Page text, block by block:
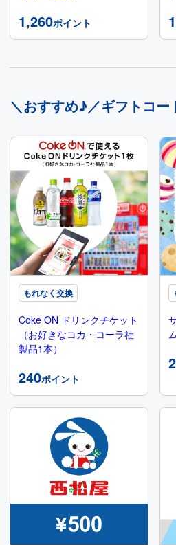
1,260ポイント
＼おすすめ♪／ギフトコー
もれなく交換
Coke ON ドリンクチケット
（お好きなコカ・コーラ社
製品1本）
240ポイント